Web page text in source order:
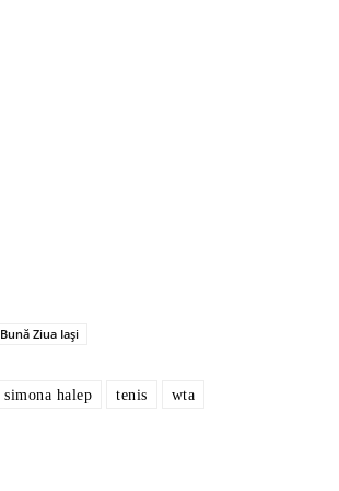
Bună Ziua Iași
simona halep tenis wta